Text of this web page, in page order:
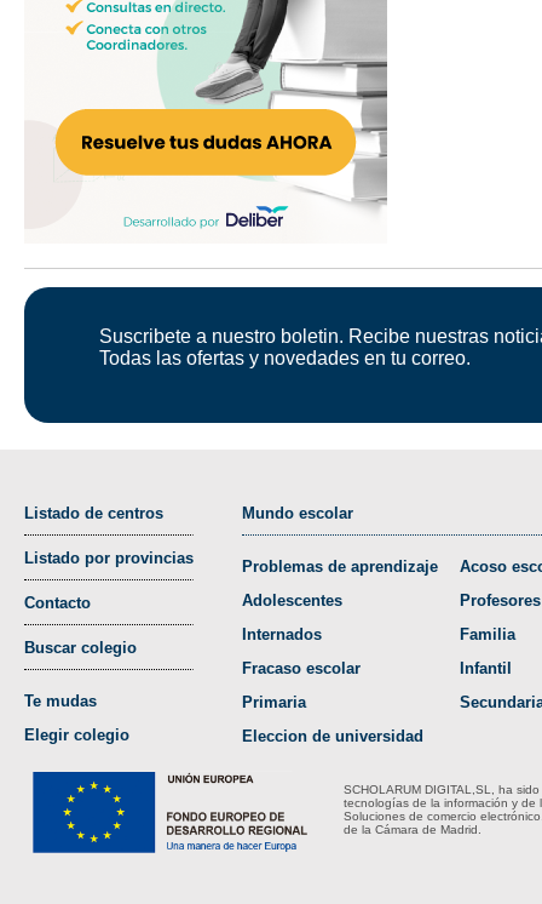
Suscribete a nuestro boletin. Recibe nuestras
Todas las ofertas y novedades en tu correo.
Listado de centros
Listado por provincias
Contacto
Buscar colegio
Te mudas
Elegir colegio
Mundo escolar
Problemas de aprendizaje
Adolescentes
Internados
Fracaso escolar
Primaria
Eleccion de universidad
Acoso
Profesores
Familia
Infantil
SCHOLARUM DIGITAL,SL, ha
tecnologías de la información y de
Soluciones de comercio
de la Cámara de Madrid.